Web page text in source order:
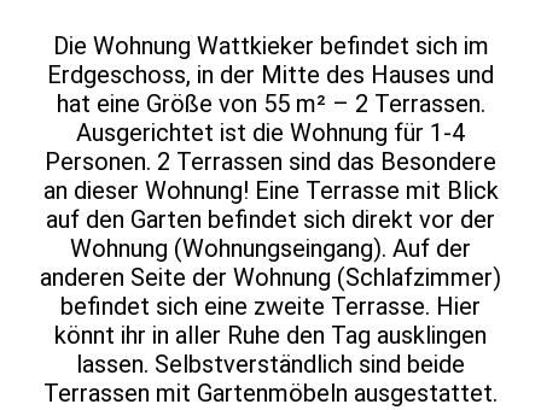
Die Wohnung Wattkieker befindet sich im
Erdgeschoss, in der Mitte des Hauses und
hat eine Größe von 55 m² – 2 Terrassen.
Ausgerichtet ist die Wohnung für 1-4
Personen. 2 Terrassen sind das Besondere
an dieser Wohnung! Eine Terrasse mit Blick
auf den Garten befindet sich direkt vor der
Wohnung (Wohnungseingang). Auf der
anderen Seite der Wohnung (Schlafzimmer)
befindet sich eine zweite Terrasse. Hier
könnt ihr in aller Ruhe den Tag ausklingen
lassen. Selbstverständlich sind beide
Terrassen mit Gartenmöbeln ausgestattet.